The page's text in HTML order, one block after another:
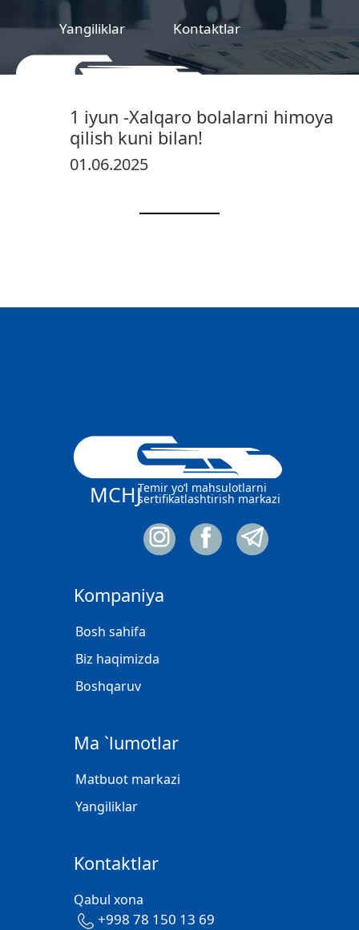
Yangiliklar Kontaktlar
sertifikatlashtirish markazi
1 iyun -Xalqaro bolalarni himoya
qilish kuni bilan!
01.06.2025
MCHJTemir yo‘l mahsulotlarni
sertifikatlashtirish markazi
Kompaniya
Bosh sahifa
Biz haqimizda
Boshqaruv
Ma `lumotlar
Matbuot markazi
Yangiliklar
Kontaktlar
Qabul xona
+998 78 150 13 69